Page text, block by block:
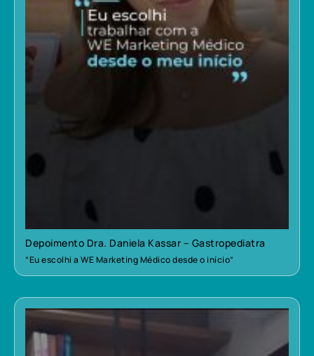
Depoimento Dra. Daniela Kassar – Gastropediatra
“Eu escolhi a WE Marketing Médico desde o início”